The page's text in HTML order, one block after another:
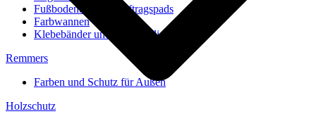
Fußbodenbürsten/Auftragspads
Farbwannen
Klebebänder und Abdeckvlies
Remmers
Farben und Schutz für Außen
Holzschutz